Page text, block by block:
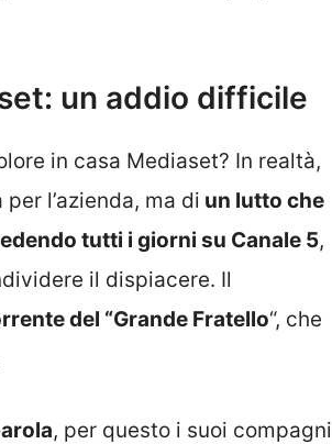
un addio difficile
in casa Mediaset? In realtà,
l’azienda, ma di un lutto che
tutti i giorni su Canale 5,
il dispiacere. Il
del “Grande Fratello“, che
, per questo i suoi compagni